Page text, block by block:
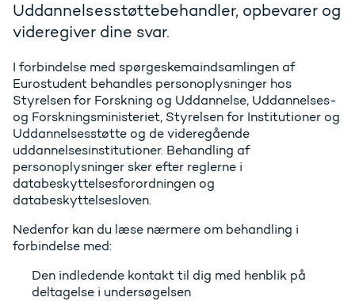
Uddannelsesstøttebehandler, opbevarer og
videregiver dine svar.
I forbindelse med spørgeskemaindsamlingen af
Eurostudent behandles personoplysninger hos
Styrelsen for Forskning og Uddannelse, Uddannelses-
og Forskningsministeriet, Styrelsen for Institutioner og
Uddannelsesstøtte og de videregående
uddannelsesinstitutioner. Behandling af
personoplysninger sker efter reglerne i
databeskyttelsesforordningen og
databeskyttelsesloven.
Nedenfor kan du læse nærmere om behandling i
forbindelse med:
Den indledende kontakt til dig med henblik på
deltagelse i undersøgelsen